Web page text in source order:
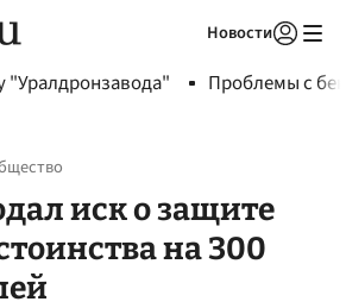
Новости
"Уралдронзавода" Проблемы с
иск о защите
на 300